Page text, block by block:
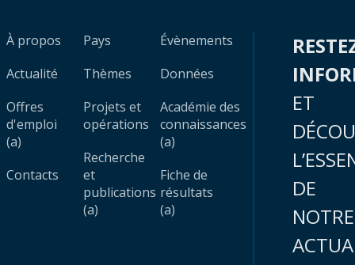
À propos
Actualité
Offres
d'emploi
(a)
Contacts
Pays
Thèmes
Projets et
opérations
Recherche
et
publications
(a)
Évènements
Données
Académie des
connaissances
(a)
Fiche de
résultats
(a)
ET
DE
NOTRE